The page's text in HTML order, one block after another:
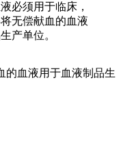
必须用于临床，
无偿献血的血液
产单位。
的血液用于血液制品生